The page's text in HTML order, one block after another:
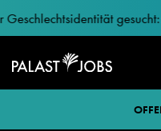
gesucht: